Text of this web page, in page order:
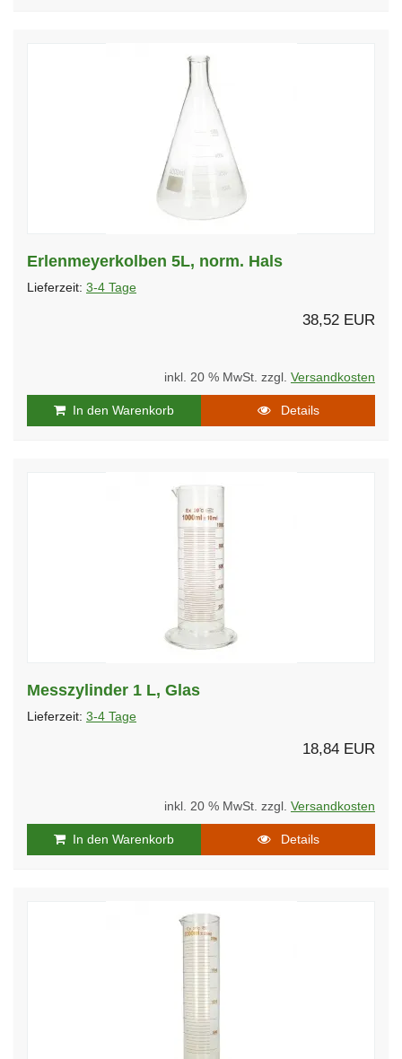
Erlenmeyerkolben 5L, norm. Hals
Lieferzeit: 3-4 Tage
38,52 EUR
inkl. 20 % MwSt. zzgl. Versandkosten
In den Warenkorb Details
Messzylinder 1 L, Glas
Lieferzeit: 3-4 Tage
18,84 EUR
inkl. 20 % MwSt. zzgl. Versandkosten
In den Warenkorb Details